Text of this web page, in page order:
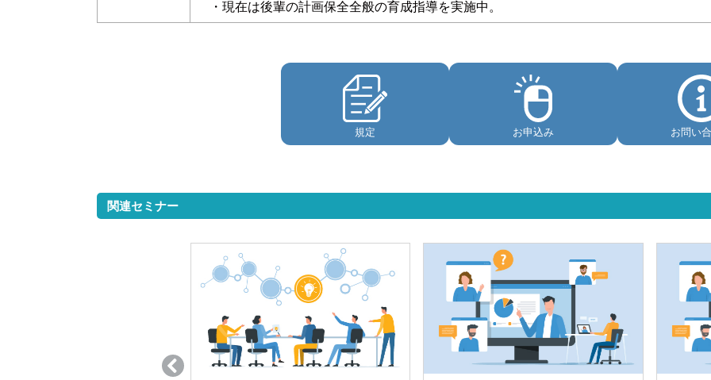
・現在は後輩の計画保全全般の育成指導を実施中。
規定 お申込み お問い
関連セミナー